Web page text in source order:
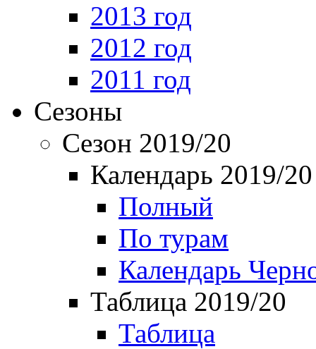
2013 год
2012 год
2011 год
Сезоны
Сезон 2019/20
Календарь 2019/20
Полный
По турам
Календарь
Таблица 2019/20
Таблица